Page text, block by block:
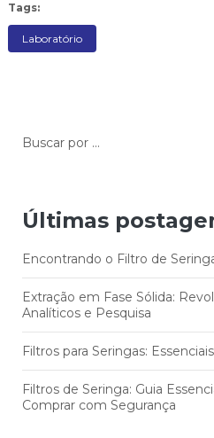
Tags:
Laboratório
Últimas
Encontrando o Filtro de
Extração em Fase Sólida:
Analíticos e Pesquisa
Filtros para Seringas:
Filtros de Seringa: Guia
Comprar com Segurança